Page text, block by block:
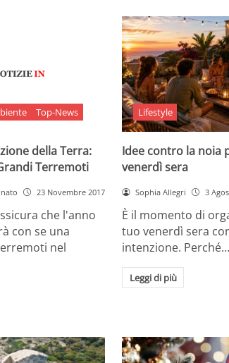
Top-News
della Terra:
Terremoti
23 Novembre 2017
che l'anno
con se una
nel
Lifestyle
Idee contro la noia
venerdì sera
Sophia Allegri 3
È il momento di
tuo venerdì sera
intenzione. Perché…
Leggi di più